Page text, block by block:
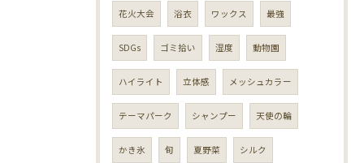
花火大会 浴衣 ワックス 最強
SDGs ゴミ拾い 湿度 動物園
ハイライト 立体感 メッシュカラー
テーマパーク シャンプー 天使の輪
かき氷 旬 夏野菜 シルク